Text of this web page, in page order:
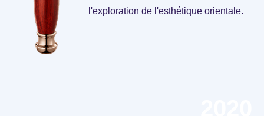
l'exploration de l'esthétique orientale.